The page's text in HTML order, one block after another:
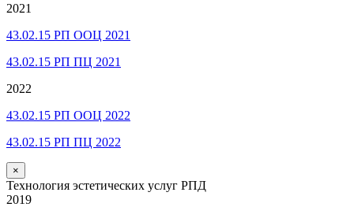
2021
43.02.15 РП ООЦ 2021
43.02.15 РП ПЦ 2021
2022
43.02.15 РП ООЦ 2022
43.02.15 РП ПЦ 2022
×
Технология эстетических услуг РПД
2019